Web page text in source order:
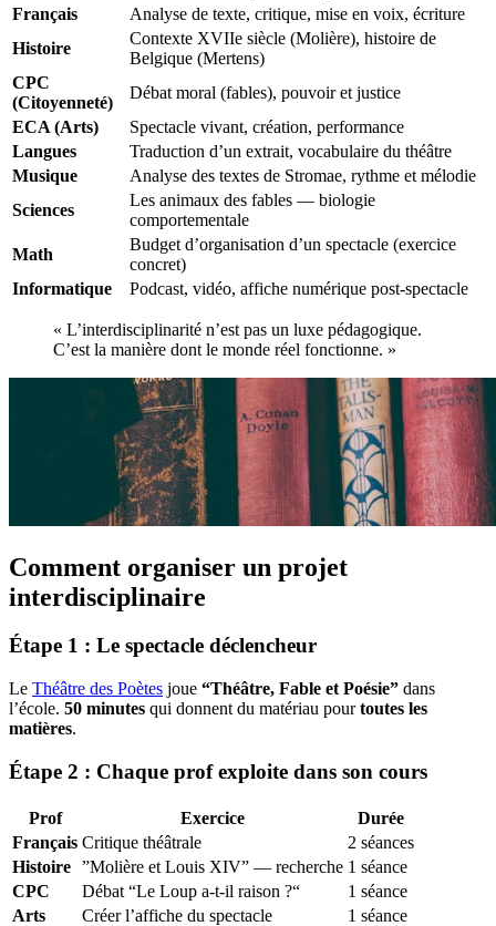
Français
Analyse de texte, critique, mise en voix, écriture
Histoire
Contexte XVIIe siècle (Molière), histoire de
Belgique (Mertens)
CPC
(Citoyenneté)
Débat moral (fables), pouvoir et justice
ECA (Arts)
Spectacle vivant, création, performance
Langues
Traduction d’un extrait, vocabulaire du théâtre
Musique
Analyse des textes de Stromae, rythme et mélodie
Sciences
Les animaux des fables — biologie
comportementale
Math
Budget d’organisation d’un spectacle (exercice
concret)
Informatique
Podcast, vidéo, affiche numérique post-spectacle
« L’interdisciplinarité n’est pas un luxe pédagogique.
C’est la manière dont le monde réel fonctionne. »
Comment organiser un projet
interdisciplinaire
Étape 1 : Le spectacle déclencheur
Le Théâtre des Poètes joue “Théâtre, Fable et Poésie” dans
l’école. 50 minutes qui donnent du matériau pourtoutes les
matières.
Étape 2 : Chaque prof exploite dans son cours
Prof Exercice
Durée
Français Critique théâtrale
2 séances
Histoire ”Molière et Louis XIV” — recherche 1 séance
CPC
Débat “Le Loup a-t-il raison ?“
1 séance
Arts
Créer l’affiche du spectacle
1 séance